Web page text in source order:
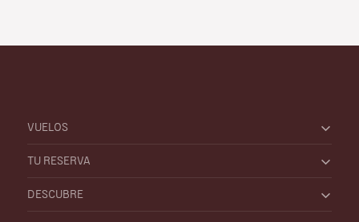
VUELOS
TU RESERVA
DESCUBRE